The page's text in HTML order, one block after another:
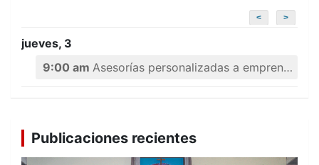
< >
jueves, 3
9:00 am Asesorías personalizadas a emprendedores
Publicaciones recientes